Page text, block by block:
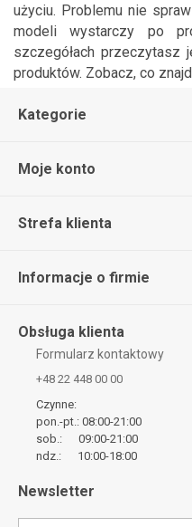
użyciu. Problemu nie
modeli wystarczy po
szczegółach przeczytasz
produktów. Zobacz, co
Kategorie
Moje konto
Strefa klienta
Informacje o firmie
Obsługa klienta
Formularz kontaktowy
+48 22 448 00 00
Czynne:
pon.-pt.: 08:00-21:00
sob.: 09:00-21:00
ndz.: 10:00-18:00
Newsletter